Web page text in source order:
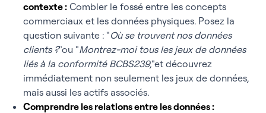
contexte : Combler le fossé entre les concepts
commerciaux et les données physiques. Posez la
question suivante : "Où se trouvent nos données
clients ?"ou "Montrez-moi tous les jeux de données
liés à la conformité BCBS239,"et découvrez
immédiatement non seulement les jeux de données,
mais aussi les actifs associés.
Comprendre les relations entre les données :